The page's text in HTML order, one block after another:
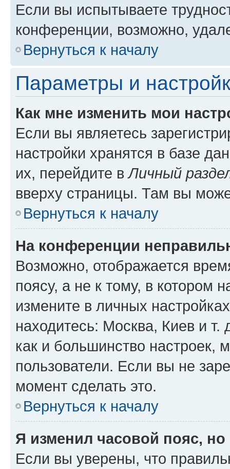
Если вы испытываете
конференции, возможно,
Вернуться к началу
Параметры и
Как мне изменить мои
Если вы являетесь
настройки хранятся в базе
их, перейдите вЛичный
вверху страницы. Там вы
Вернуться к началу
На конференции
Возможно, отображается
поясу, а не к тому, в котором
измените в личных
находитесь: Москва, Киев и т.
как и большинство настроек,
пользователи. Если вы не
момент сделать это.
Вернуться к началу
Я изменил часовой пояс,
Если вы уверены, что